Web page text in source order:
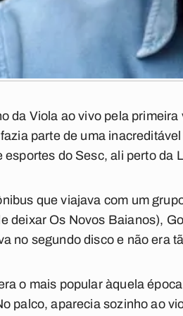
da Viola ao vivo pela
parte de uma
esportes do Sesc, ali perto da
que viajava com um
deixar Os Novos Baianos),
no segundo disco e não era
o mais popular àquela
palco, aparecia sozinho ao